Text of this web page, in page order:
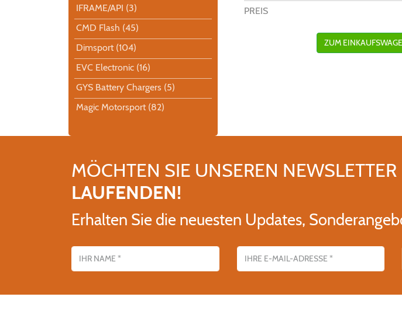
IFRAME/API (3)
CMD Flash (45)
Dimsport (104)
EVC Electronic (16)
GYS Battery Chargers (5)
Magic Motorsport (82)
PREIS
ZUM
MÖCHTEN SIE UNSEREN
LAUFENDEN!
Erhalten Sie die neuesten Updates,